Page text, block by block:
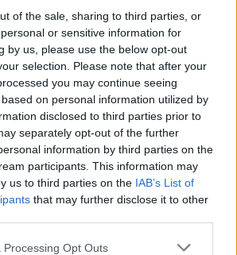
of the sale, sharing to third parties, or
or sensitive information for
by us, please use the below opt-out
selection. Please note that after your
you may continue seeing
on personal information utilized by
disclosed to third parties prior to
separately opt-out of the further
information by third parties on the
participants. This information may
us to third parties on the IAB’s List of
that may further disclose it to other
Processing Opt Outs
automobilio
11 žmonių
Prie
Filipinų
1,4 mln.